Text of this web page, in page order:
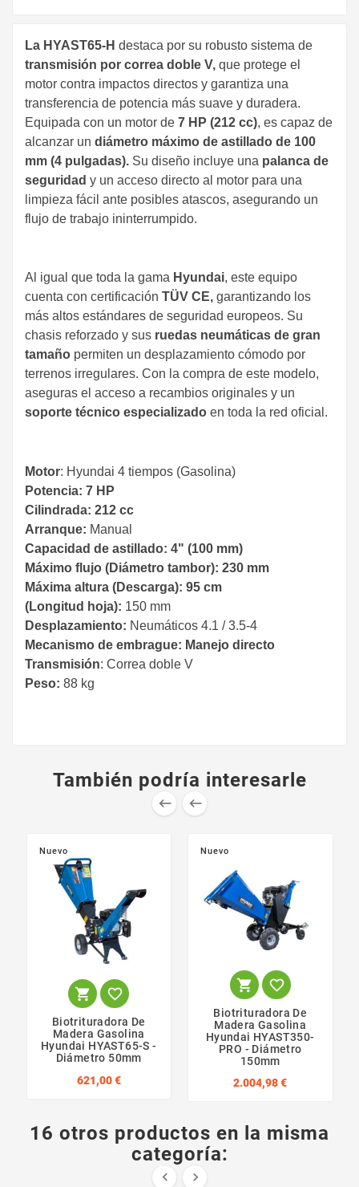
La HYAST65-H destaca por su robusto sistema de
transmisión por correa doble V, que protege el
motor contra impactos directos y garantiza una
transferencia de potencia más suave y duradera.
Equipada con un motor de 7 HP (212 cc), es capaz de
alcanzar un diámetro máximo de astillado de 100
mm (4 pulgadas). Su diseño incluye una palanca de
seguridad y un acceso directo al motor para una
limpieza fácil ante posibles atascos, asegurando un
flujo de trabajo ininterrumpido.
Al igual que toda la gama Hyundai, este equipo
cuenta con certificación TÜV CE, garantizando los
más altos estándares de seguridad europeos. Su
chasis reforzado y sus ruedas neumáticas de gran
tamaño permiten un desplazamiento cómodo por
terrenos irregulares. Con la compra de este modelo,
aseguras el acceso a recambios originales y un
soporte técnico especializado en toda la red oficial.
Motor: Hyundai 4 tiempos (Gasolina)
Potencia: 7 HP
​Cilindrada: 212 cc
Arranque: Manual
Capacidad de astillado: 4" (100 mm)
Máximo flujo (Diámetro tambor): 230 mm
​Máxima altura (Descarga): 95 cm
(Longitud hoja): 150 mm
Desplazamiento: Neumáticos 4.1 / 3.5-4
Mecanismo de embrague: Manejo directo
Transmisión: Correa doble V
Peso: 88 kg
También podría interesarle
 
Nuevo
 
Biotrituradora De
Madera Gasolina
Hyundai HYAST65-S -
Diámetro 50mm
621,00 €
Nuevo
 
Biotrituradora De
Madera Gasolina
Hyundai HYAST350-
PRO - Diámetro
150mm
2.004,98 €
16 otros productos en la misma
categoría:
 